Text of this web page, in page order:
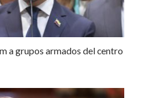
a grupos armados del centro